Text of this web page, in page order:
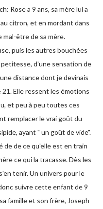
Rose a 9 ans, sa mère lui a
citron, et en mordant dans
mal-être de sa mère.
d'une sensation de
distance dont je devinais
Elle ressent les émotions
et peu à peu toutes ces
remplacer le vrai goût du
ayant " un goût de vide".
de de ce qu'elle est en train
ce qui la tracasse. Dès les
tenir. Un univers pour le
suivre cette enfant de 9
famille et son frère, Joseph